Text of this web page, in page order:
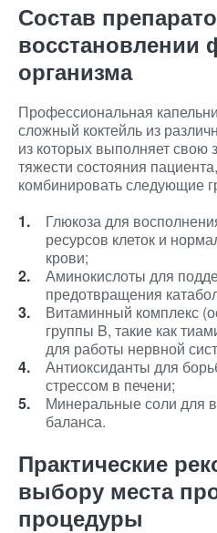
Состав
восстановлении
организма
Профессиональная
сложный коктейль из
из которых выполняет свою
тяжести состояния
комбинировать следующие
Глюкоза для
ресурсов клеток и
крови;
Аминокислоты для
предотвращения
Витаминный комплекс
группы B, такие как
для работы нервной
Антиоксиданты для
стрессом в печени;
Минеральные соли для
баланса.
Практические
выбору места
процедуры